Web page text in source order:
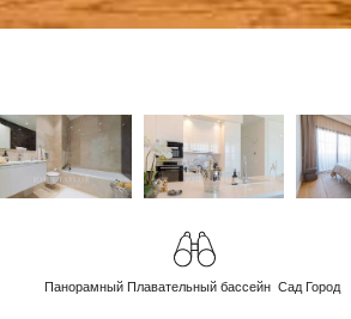
Панорамный Плавательный бассейн Сад Город